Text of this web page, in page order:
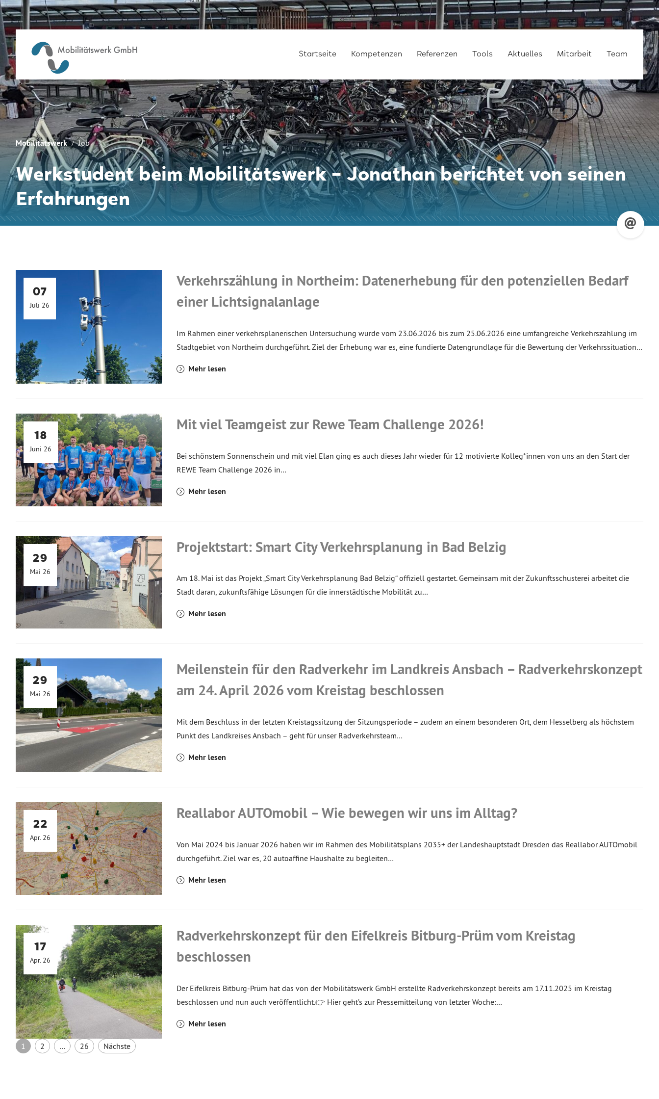
Startseite Kompetenzen Referenzen Tools Aktuelles Mitarbeit
Berufsalltag Einstieg Stellenangebote
Team
Mobilitätswerk Job
Werkstudent beim Mobilitätswerk – Jonathan berichtet von seinen
Erfahrungen
07
Juli 26
Verkehrszählung in Northeim: Datenerhebung für den potenziellen Bedarf
einer Lichtsignalanlage
Im Rahmen einer verkehrsplanerischen Untersuchung wurde vom 23.06.2026 bis zum 25.06.2026 eine umfangreiche Verkehrszählung im
Stadtgebiet von Northeim durchgeführt. Ziel der Erhebung war es, eine fundierte Datengrundlage für die Bewertung der Verkehrssituation…
Mehr lesen
18
Juni 26
Mit viel Teamgeist zur Rewe Team Challenge 2026!
Bei schönstem Sonnenschein und mit viel Elan ging es auch dieses Jahr wieder für 12 motivierte Kolleg*innen von uns an den Start der
REWE Team Challenge 2026 in…
Mehr lesen
29
Mai 26
Projektstart: Smart City Verkehrsplanung in Bad Belzig
Am 18. Mai ist das Projekt „Smart City Verkehrsplanung Bad Belzig“ offiziell gestartet. Gemeinsam mit der Zukunftsschusterei arbeitet die
Stadt daran, zukunftsfähige Lösungen für die innerstädtische Mobilität zu…
Mehr lesen
29
Mai 26
Meilenstein für den Radverkehr im Landkreis Ansbach – Radverkehrskonzept
am 24. April 2026 vom Kreistag beschlossen
Mit dem Beschluss in der letzten Kreistagssitzung der Sitzungsperiode – zudem an einem besonderen Ort, dem Hesselberg als höchstem
Punkt des Landkreises Ansbach – geht für unser Radverkehrsteam…
Mehr lesen
22
Apr. 26
Reallabor AUTOmobil – Wie bewegen wir uns im Alltag?
Von Mai 2024 bis Januar 2026 haben wir im Rahmen des Mobilitätsplans 2035+ der Landeshauptstadt Dresden das Reallabor AUTOmobil
durchgeführt. Ziel war es, 20 autoaffine Haushalte zu begleiten…
Mehr lesen
17
Apr. 26
Radverkehrskonzept für den Eifelkreis Bitburg-Prüm vom Kreistag
beschlossen
Der Eifelkreis Bitburg-Prüm hat das von der Mobilitätswerk GmbH erstellte Radverkehrskonzept bereits am 17.11.2025 im Kreistag
beschlossen und nun auch veröffentlicht.👉 Hier geht’s zur Pressemitteilung von letzter Woche:…
Mehr lesen
Seitennummerierung der Beiträge
1 2 … 26 Nächste